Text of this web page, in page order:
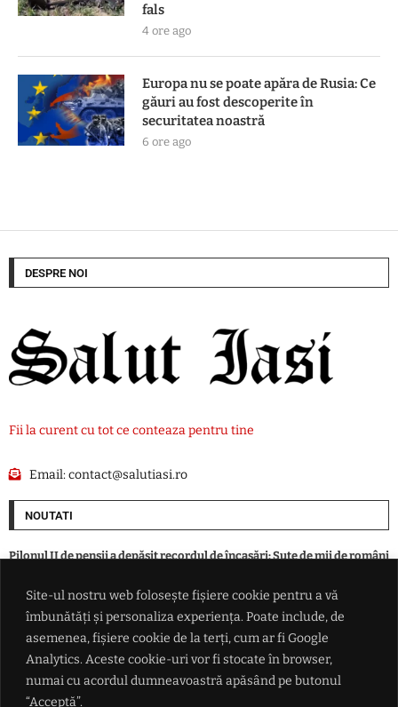
Site-ul nostru web folosește fișiere cookie pentru a vă
îmbunătăți și personaliza experiența. Poate include, de
asemenea, fișiere cookie de la terți, cum ar fi Google
Analytics. Aceste cookie-uri vor fi stocate în browser,
numai cu acordul dumneavoastră apăsând pe butonul
“Acceptă”.
fals
4 ore ago
Europa nu se poate apăra de Rusia: Ce
găuri au fost descoperite în
securitatea noastră
6 ore ago
DESPRE NOI
Fii la curent cu tot ce conteaza pentru tine
Email:contact@salutiasi.ro
NOUTATI
Pilonul II de pensii a depășit recordul de încasări: Sute de mii de români
Italia și Danemarca fac front comun împotriva „imigrației
necontrolate”: solicită centre de repatriere în ţări terţe
VIDEO Donald Trump urăște cu adevărat turbinele eoliene: Americanii
plătesc 1,2 miliarde de dolari ca să NU se mai construiască